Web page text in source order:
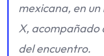
mexicana, en
X,
del encuentro.